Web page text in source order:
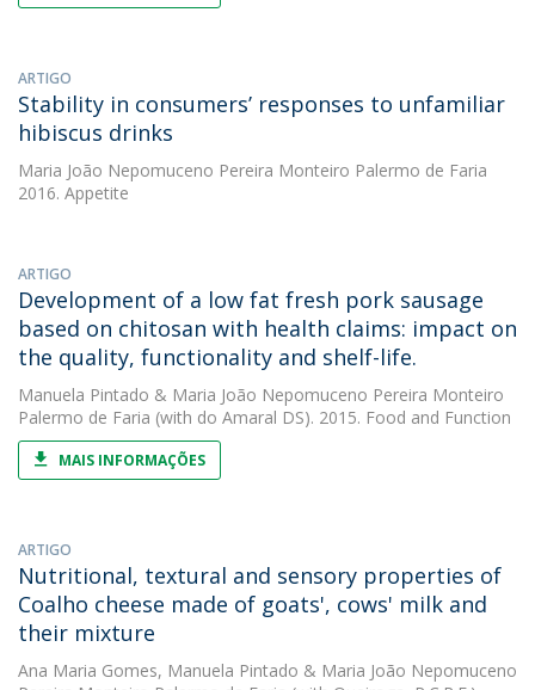
ARTIGO
Stability in consumers’ responses to unfamiliar
hibiscus drinks
Maria João Nepomuceno Pereira Monteiro Palermo de Faria
2016. Appetite
ARTIGO
Development of a low fat fresh pork sausage
based on chitosan with health claims: impact on
the quality, functionality and shelf-life.
Manuela Pintado & Maria João Nepomuceno Pereira Monteiro
Palermo de Faria (with do Amaral DS). 2015. Food and Function
MAIS INFORMAÇÕES
ARTIGO
Nutritional, textural and sensory properties of
Coalho cheese made of goats', cows' milk and
their mixture
Ana Maria Gomes, Manuela Pintado & Maria João Nepomuceno